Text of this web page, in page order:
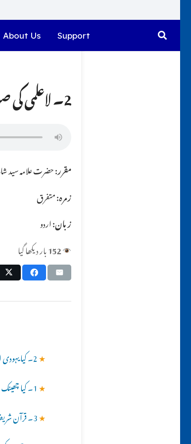
About Us Support
2۔ لاعلمی کی صورت میں بد مذہبوں کے پیچھے جو نمازیں ادا کیں کیا اُن کو لوٹانا پڑے گا؟؟
مقرر:حضرت علامہ سید
زمرہ:متفرق
زبان:اردو
152بار دیکھا گیا
★2۔ کیا یہودی اب بھی ﷲکے منتخب کئے ہوئے لوگ ہیں؟؟
★1۔ کیا چھینک سے نماز فاسد ہو جاتی ہے؟؟
★3۔ قرآن شریف میں کتنے انبیأ کا ذکر ہے ؟؟